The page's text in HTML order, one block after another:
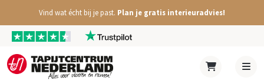
Vind wat écht bij je past. Plan je gratis interieuradvies!